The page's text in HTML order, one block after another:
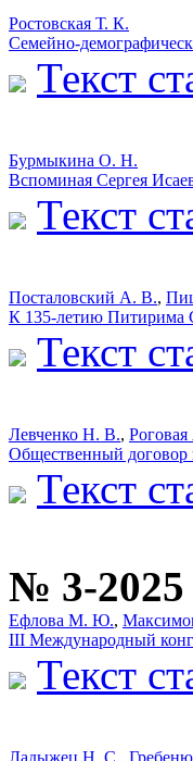
Ростовская Т. К.
Семейно-
Текст
Бурмыкина О. Н.
Вспоминая Сергея
Текст
Посталовский А. В.,
К 135-летию Питирима
Текст
Левченко Н. В.,
Общественный
Текст
№ 3-2025
Ефлова М. Ю.,
III Международный
Текст
Ладыжец Н. С.,